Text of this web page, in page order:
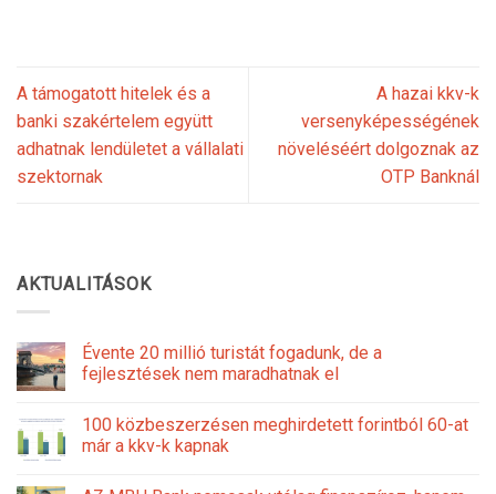
A támogatott hitelek és a
banki szakértelem együtt
adhatnak lendületet a vállalati
szektornak
A hazai kkv-k
versenyképességének
növeléséért dolgoznak az
OTP Banknál
AKTUALITÁSOK
Évente 20 millió turistát fogadunk, de a
fejlesztések nem maradhatnak el
100 közbeszerzésen meghirdetett forintból 60-at
már a kkv-k kapnak